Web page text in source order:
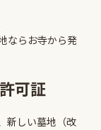
ならお寺から発
可証
新しい墓地（改